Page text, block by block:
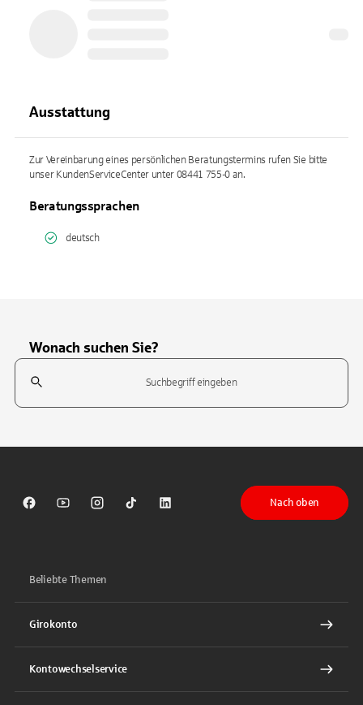
Ausstattung
Zur Vereinbarung eines persönlichen Beratungstermins rufen Sie bitte
unser KundenServiceCenter unter 08441 755-0 an.
Beratungssprachen
deutsch
Wonach suchen Sie?
Suchfeld
Sparkasse auf Facebook
Sparkasse auf Youtube
Sparkasse auf Instagram
Sparkasse auf TikTok
Sparkasse auf LinkedIn
Nach oben
Beliebte Themen
Girokonto
Kontowechselservice